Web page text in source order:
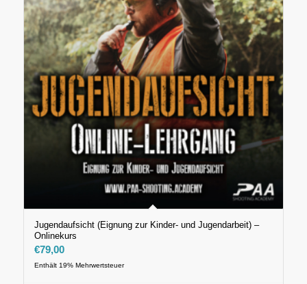
Jugendaufsicht (Eignung zur Kinder- und Jugendarbeit) –
Onlinekurs
€79,00
Enthält 19% Mehrwertsteuer